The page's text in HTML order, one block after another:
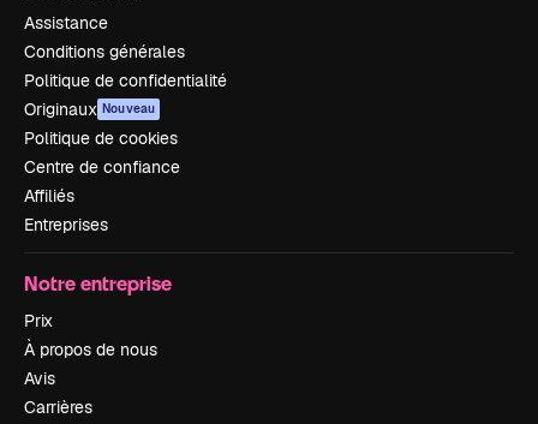
Assistance
Conditions générales
Politique de confidentialité
Originaux Nouveau
Politique de cookies
Centre de confiance
Affiliés
Entreprises
Notre entreprise
Prix
À propos de nous
Avis
Carrières